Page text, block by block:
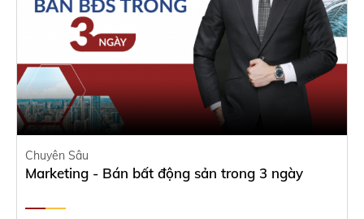
Chuyên Sâu
Marketing - Bán bất động sản trong 3 ngày